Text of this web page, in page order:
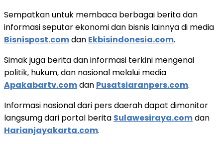
Sempatkan untuk membaca berbagai berita dan
informasi seputar ekonomi dan bisnis lainnya di media
Bisnispost.comdan Ekbisindonesia.com.
Simak juga berita dan informasi terkini mengenai
politik, hukum, dan nasional melalui media
Apakabartv.comdan Pusatsiaranpers.com.
Informasi nasional dari pers daerah dapat dimonitor
langsumg dari portal berita Sulawesiraya.comdan
Harianjayakarta.com.